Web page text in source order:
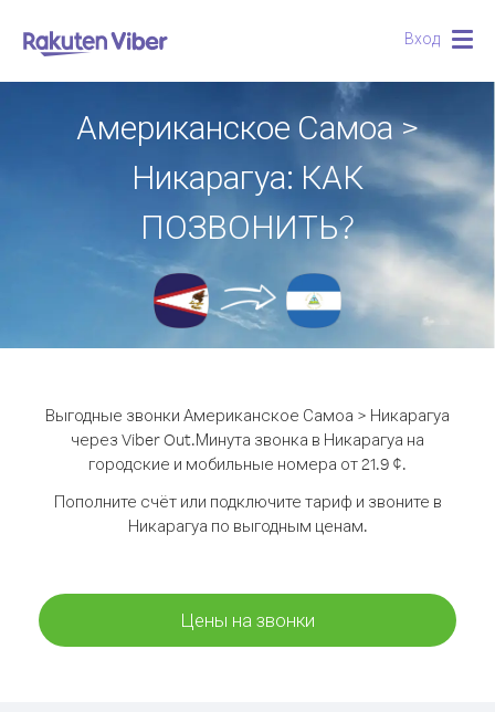
Вход
Американское Самоа >
Никарагуа: КАК
ПОЗВОНИТЬ?
Выгодные звонки Американское Самоа > Никарагуа
через Viber Out.Минута звонка в Никарагуа на
городские и мобильные номера от 21.9 ¢.
Пополните счёт или подключите тариф и звоните в
Никарагуа по выгодным ценам.
Цены на звонки